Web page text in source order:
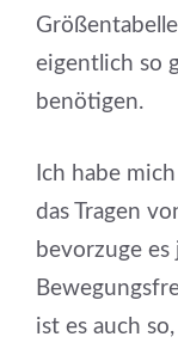
eigentlich so
benötigen.
Ich habe
das Tragen
bevorzuge
ist es auch